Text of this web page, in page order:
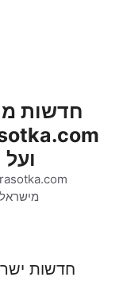
חדשות
חדשות